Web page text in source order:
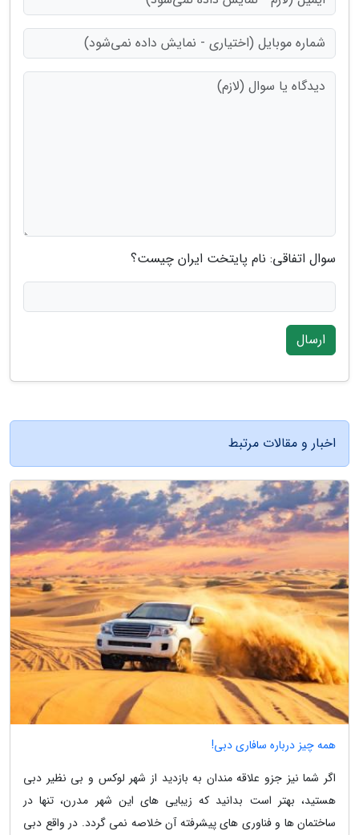
سوال اتفاقی: نام پایتخت ایران چیست؟
ارسال
اخبار و مقالات مرتبط
همه چیز درباره سافاری دبی!
اگر شما نیز جزو علاقه مندان به بازدید از شهر لوکس و بی نظیر دبی
هستید، بهتر است بدانید که زیبایی های این شهر مدرن، تنها در
ساختمان ها و فناوری های پیشرفته آن خلاصه نمی گردد. در واقع دبی